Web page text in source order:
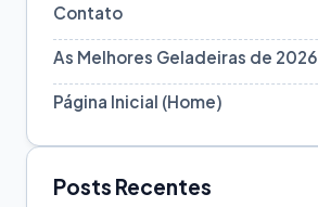
Contato
As Melhores Geladeiras de 2026
Página Inicial (Home)
Posts Recentes